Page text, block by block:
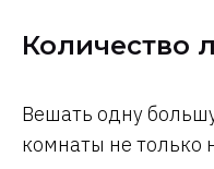
Количество
Вешать одну
комнаты не только